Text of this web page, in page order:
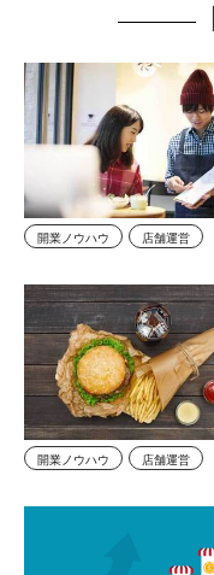
開業ノウハウ 店舗運営
開業ノウハウ 店舗運営